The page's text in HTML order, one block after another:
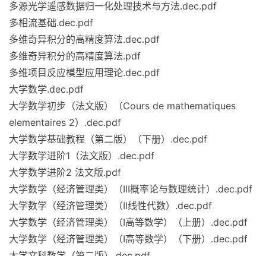
多源光学遥感数据归一化处理技术与方法.dec.pdf
多相流基础.dec.pdf
多维奇异积分的高精度算法.dec.pdf
多维奇异积分的高精度算法.pdf
多维项目反应模型应用理论.dec.pdf
大学数学.dec.pdf
大学数学初步（法文版）（Cours de mathematiques
elementaires 2）.dec.pdf
大学数学基础教程（第二版）（下册）.dec.pdf
大学数学进阶1（法文版）.dec.pdf
大学数学进阶2 法文版.pdf
大学数学（经济管理类）（III概率论与数理统计）.dec.pdf
大学数学（经济管理类）（II线性代数）.dec.pdf
大学数学（经济管理类）（I高等数学）（上册）.dec.pdf
大学数学（经济管理类）（I高等数学）（下册）.dec.pdf